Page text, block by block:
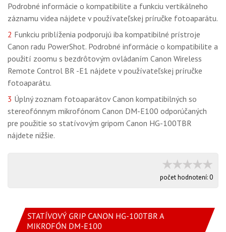
Podrobné informácie o kompatibilite a funkciu vertikálneho
záznamu videa nájdete v používateľskej príručke fotoaparátu.
2 Funkciu priblíženia podporujú iba kompatibilné prístroje
Canon radu PowerShot. Podrobné informácie o kompatibilite a
použití zoomu s bezdrôtovým ovládaním Canon Wireless
Remote Control BR -E1 nájdete v používateľskej príručke
fotoaparátu.
3 Úplný zoznam fotoaparátov Canon kompatibilných so
stereofónnym mikrofónom Canon DM-E100 odporúčaných
pre použitie so statívovým gripom Canon HG-100TBR
nájdete nižšie.
počet hodnotení:0
STATÍVOVÝ GRIP CANON HG-100TBR A
MIKROFÓN DM-E100